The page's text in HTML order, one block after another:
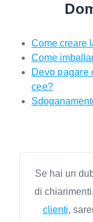
Come creare
Come
Devo pagare
cee?
Se hai un
di
clienti,